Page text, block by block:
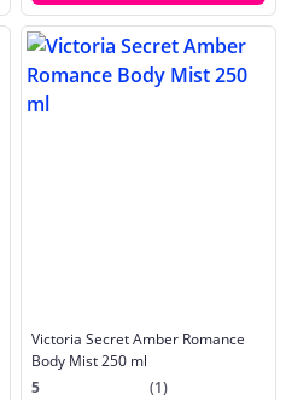
Victoria Secret Amber Romance
Body Mist 250 ml
5
(1)